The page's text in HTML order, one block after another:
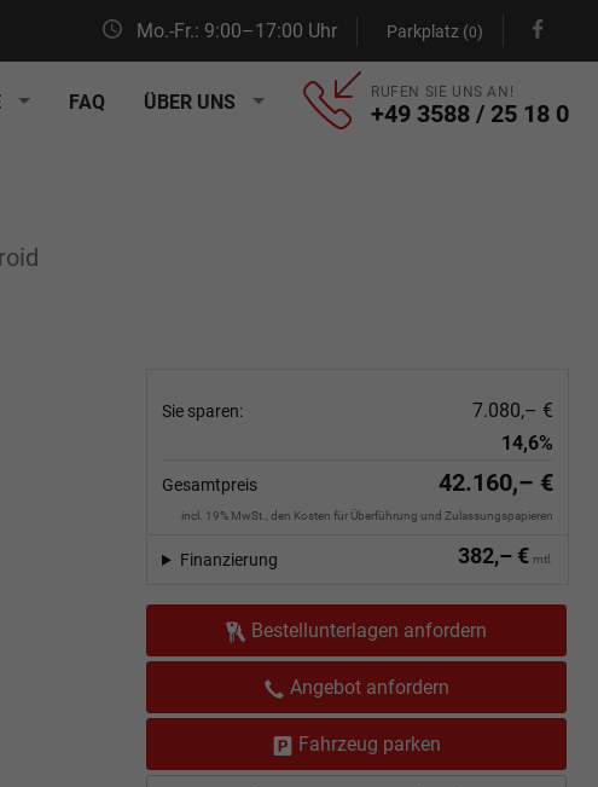
Mo.-Fr.: 9:00–17:00 Uhr Parkplatz (0)
FAQ ÜBER UNS RUFEN SIE UNS AN!
+49 3588 / 25 18 0
Sie sparen:
7.080,– €
14,6%
Gesamtpreis 42.160,– €
incl. 19% MwSt., den Kosten für Überführung und Zulassungspapieren
382,– € mtl.
Finanzierung
Bestellunterlagen anfordern
Angebot anfordern
Fahrzeug parken